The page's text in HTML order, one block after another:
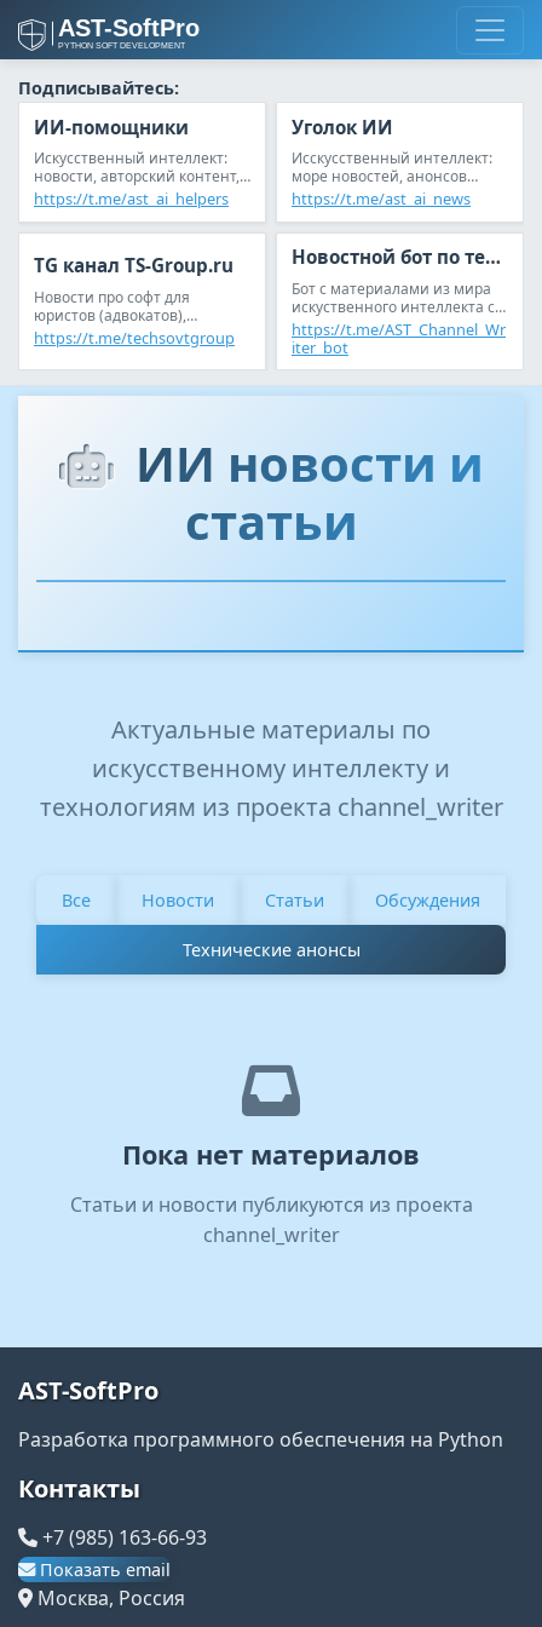
Подписывайтесь:
ИИ-помощники
Искусственный интеллект:
новости, авторский контент,
анонсы статьей, reddit
https://t.me/ast_ai_helpers
Уголок ИИ
Исскусственный интеллект:
море новостей, анонсов
статей и обсуждений
https://t.me/ast_ai_news
TG канал TS-Group.ru
Новости про софт для
юристов (адвокатов),
следователей (дознавателей)
https://t.me/techsovtgroup
Новостной бот по теме ИИ
Бот с материалами из мира
искуственного интеллекта с
возможностью настройки
новостной ленты под себя
https://t.me/AST_Channel_Wr
iter_bot
ИИ новости и
статьи
Актуальные материалы по
искусственному интеллекту и
технологиям из проекта channel_writer
Все Новости Статьи Обсуждения
Технические анонсы
Пока нет материалов
Статьи и новости публикуются из проекта
channel_writer
AST-SoftPro
Разработка программного обеспечения на Python
Контакты
+7 (985) 163-66-93
Показать email
Москва, Россия